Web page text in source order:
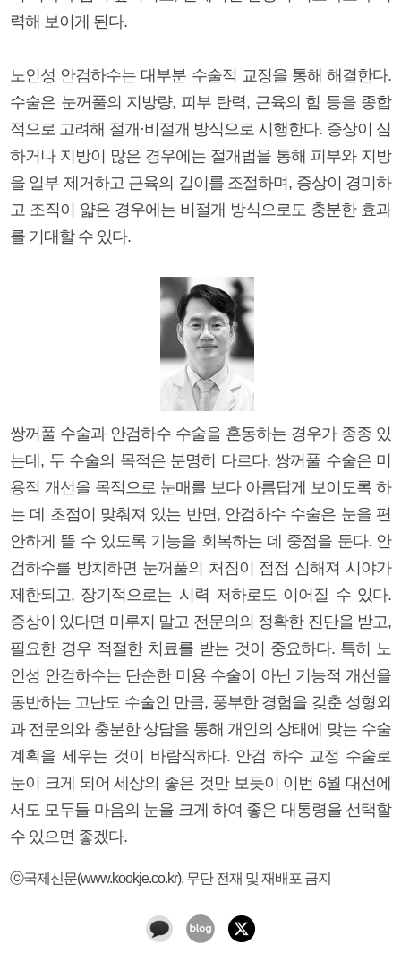
력해 보이게 된다.
노인성 안검하수는 대부분 수술적 교정을 통해 해결한다.
수술은 눈꺼풀의 지방량, 피부 탄력, 근육의 힘 등을 종합
적으로 고려해 절개·비절개 방식으로 시행한다. 증상이 심
하거나 지방이 많은 경우에는 절개법을 통해 피부와 지방
을 일부 제거하고 근육의 길이를 조절하며, 증상이 경미하
고 조직이 얇은 경우에는 비절개 방식으로도 충분한 효과
를 기대할 수 있다.
쌍꺼풀 수술과 안검하수 수술을 혼동하는 경우가 종종 있
는데, 두 수술의 목적은 분명히 다르다. 쌍꺼풀 수술은 미
용적 개선을 목적으로 눈매를 보다 아름답게 보이도록 하
는 데 초점이 맞춰져 있는 반면, 안검하수 수술은 눈을 편
안하게 뜰 수 있도록 기능을 회복하는 데 중점을 둔다. 안
검하수를 방치하면 눈꺼풀의 처짐이 점점 심해져 시야가
제한되고, 장기적으로는 시력 저하로도 이어질 수 있다.
증상이 있다면 미루지 말고 전문의의 정확한 진단을 받고,
필요한 경우 적절한 치료를 받는 것이 중요하다. 특히 노
인성 안검하수는 단순한 미용 수술이 아닌 기능적 개선을
동반하는 고난도 수술인 만큼, 풍부한 경험을 갖춘 성형외
과 전문의와 충분한 상담을 통해 개인의 상태에 맞는 수술
계획을 세우는 것이 바람직하다. 안검 하수 교정 수술로
눈이 크게 되어 세상의 좋은 것만 보듯이 이번 6월 대선에
서도 모두들 마음의 눈을 크게 하여 좋은 대통령을 선택할
수 있으면 좋겠다.
ⓒ국제신문(www.kookje.co.kr), 무단 전재 및 재배포 금지